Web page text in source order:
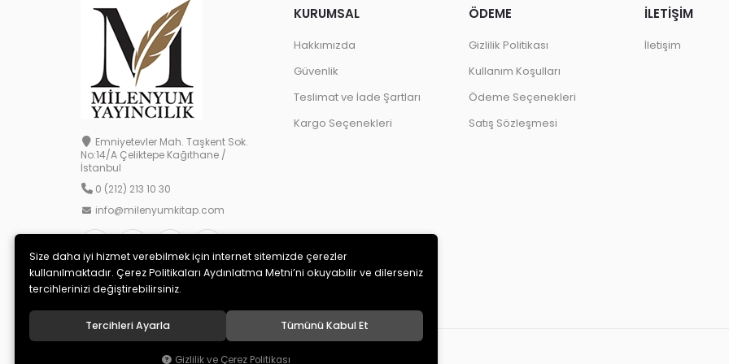
Emniyetevler Mah. Taşkent Sok.
No:14/A Çeliktepe Kağıthane /
İstanbul
0 (212) 213 10 30
info@milenyumkitap.com
KURUMSAL
Hakkımızda
Güvenlik
Teslimat ve İade Şartları
Kargo Seçenekleri
ÖDEME
Gizlilik Politikası
Kullanım Koşulları
Ödeme Seçenekleri
Satış Sözleşmesi
İLETİŞİM
İletişim
Size daha iyi hizmet verebilmek için internet sitemizde çerezler
kullanılmaktadır. Çerez Politikaları Aydınlatma Metni’ni okuyabilir ve dilerseniz
tercihlerinizi değiştirebilirsiniz.
Tercihleri Ayarla Tümünü Kabul Et
Gizlilik ve Çerez Politikası